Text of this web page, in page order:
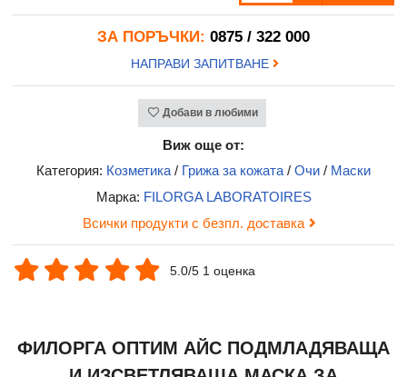
ЗА ПОРЪЧКИ: 0875 / 322 000
НАПРАВИ ЗАПИТВАНЕ
Добави в любими
Виж още от:
Категория: Козметика / Грижа за кожата / Очи / Маски
Марка: FILORGA LABORATOIRES
Всички продукти с безпл. доставка
5.0/5 1 оценка
ФИЛОРГА ОПТИМ АЙС ПОДМЛАДЯВАЩА